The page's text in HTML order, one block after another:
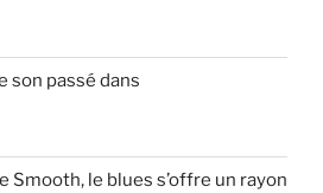
son passé dans
Smooth, le blues s’offre un rayon